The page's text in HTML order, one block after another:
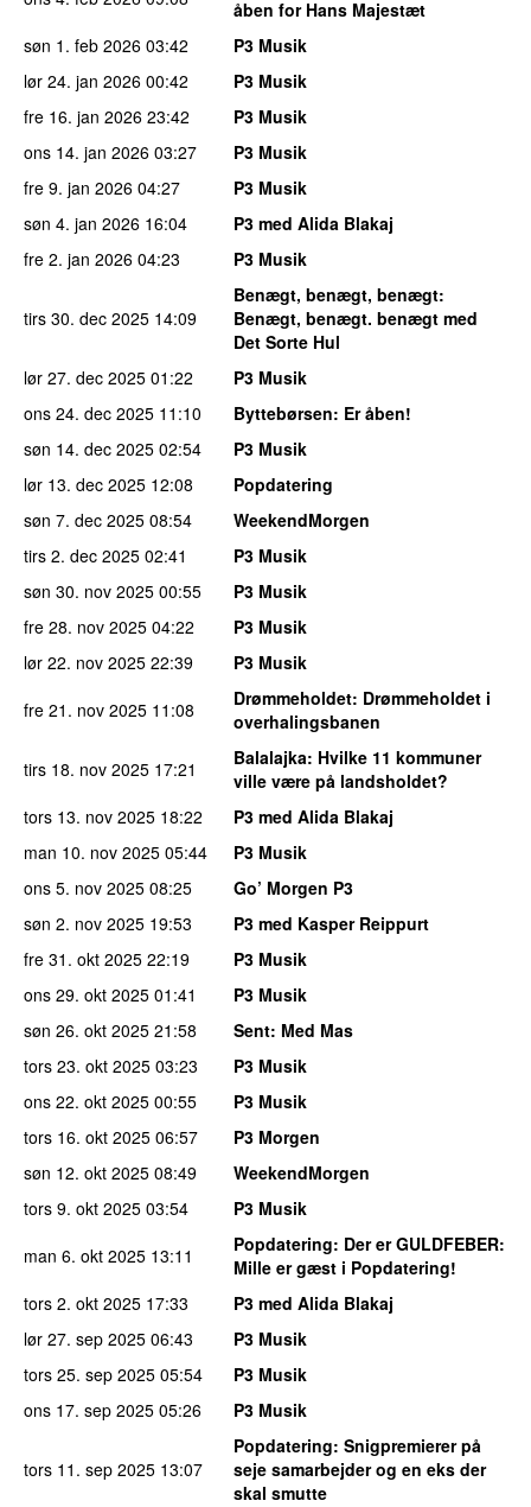
åben for Hans Majestæt
søn 1. feb 2026 03:42
P3 Musik
lør 24. jan 2026 00:42
P3 Musik
fre 16. jan 2026 23:42
P3 Musik
ons 14. jan 2026 03:27
P3 Musik
fre 9. jan 2026 04:27
P3 Musik
søn 4. jan 2026 16:04
P3 med Alida Blakaj
fre 2. jan 2026 04:23 P3 Musik
tirs 30. dec 2025 14:09
Benægt, benægt, benægt:
Benægt, benægt. benægt med
Det Sorte Hul
lør 27. dec 2025 01:22
P3 Musik
ons 24. dec 2025 11:10 Byttebørsen: Er åben!
søn 14. dec 2025 02:54
P3 Musik
lør 13. dec 2025 12:08
Popdatering
søn 7. dec 2025 08:54
WeekendMorgen
tirs 2. dec 2025 02:41
P3 Musik
søn 30. nov 2025 00:55
P3 Musik
fre 28. nov 2025 04:22
P3 Musik
lør 22. nov 2025 22:39
P3 Musik
fre 21. nov 2025 11:08 Drømmeholdet: Drømmeholdet i
overhalingsbanen
tirs 18. nov 2025 17:21 Balalajka: Hvilke 11 kommuner
ville være på landsholdet?
tors 13. nov 2025 18:22
P3 med Alida Blakaj
man 10. nov 2025 05:44
P3 Musik
ons 5. nov 2025 08:25
Go’ Morgen P3
søn 2. nov 2025 19:53
P3 med Kasper Reippurt
fre 31. okt 2025 22:19
P3 Musik
ons 29. okt 2025 01:41
P3 Musik
søn 26. okt 2025 21:58 Sent: Med Mas
tors 23. okt 2025 03:23
P3 Musik
ons 22. okt 2025 00:55
P3 Musik
tors 16. okt 2025 06:57
P3 Morgen
søn 12. okt 2025 08:49
WeekendMorgen
tors 9. okt 2025 03:54
P3 Musik
man 6. okt 2025 13:11 Popdatering: Der er GULDFEBER:
Mille er gæst i Popdatering!
tors 2. okt 2025 17:33
P3 med Alida Blakaj
lør 27. sep 2025 06:43
P3 Musik
tors 25. sep 2025 05:54
P3 Musik
ons 17. sep 2025 05:26 P3 Musik
tors 11. sep 2025 13:07
Popdatering: Snigpremierer på
seje samarbejder og en eks der
skal smutte